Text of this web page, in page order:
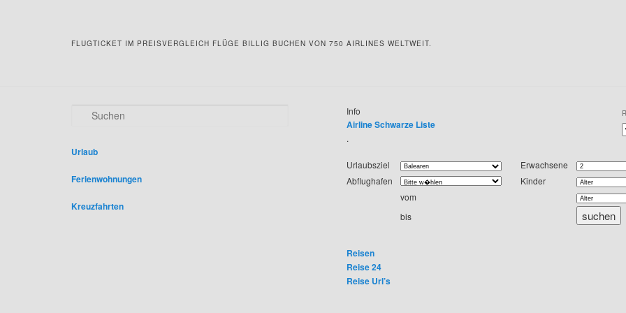
FLUGTICKET IM PREISVERGLEICH FLÜGE BILLIG BUCHEN VON 750 AIRLINES WELTWEIT.
h
n
Urlaub
Ferienwohnungen
Kreuzfahrten
Info
Airline Schwarze Liste
.
Urlaubsziel
Erwachsene
Abflughafen
Kinder
vom
bis
Reisen
Reise 24
Reise Url’s